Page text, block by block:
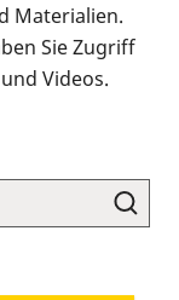
Materialien.
Sie Zugriff
Videos.